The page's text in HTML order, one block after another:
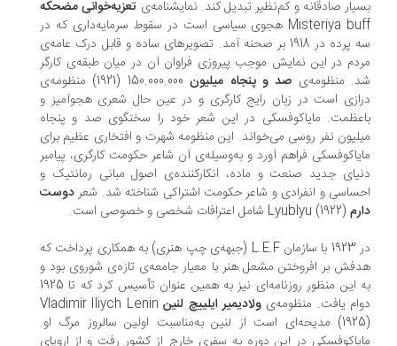
صادقانه و کم‌نظیر تبدیل کند. نمایشنامه‌یتعزیه‌خوانی مضحکه
Misteriya buff هجوی سیاسی است در سقوط سرمایه‌داری که در
سه پرده در 1918 بر صحنه آمد. تصویرهای ساده و قابل درک عامه‌ی
در این نمایش موجب پیروزی فراوان آن در میان طبقه‌ی کارگر
منظومه‌یصد و پنجاه میلیون
150.000.000 (1921) منظومه‌ی
است در زبان رایج کارگری و در عین حال شعری هجوآمیز و
مایاکوفسکی در این شعر خود را سخنگوی صد و پنجاه
نفر روسی می‌خواند. این منظومه شهرت و افتخاری عظیم برای
فراهم آورد و به‌وسیله‌ی آن شاعر حکومت کارگری، پیامبر
جدید صنعت و ماده، انکارکننده‌ی اصول مبانی رمانتیک و
و انفرادی و شاعر حکومت اشتراکی شناخته شد. شعردوست
در 1923 با سازمان L.E.F (جبهه‌ی چپ هنری) به همکاری پرداخت که
بر افروختن مشعل هنر با معیار جامعه‌ی تازه‌ی شوروی بود و
به این منظور روزنامه‌ای نیز به همین عنوان تأسیس کرد که تا 1925
یافت. منظومه‌یولادیمیر ایلییچ لنین Vladimir Iliych Lenin
(1925) مدیحه‌ای است از لنین به‌مناسبت اولین سالروز مرگ او.
در این دوره به سفری خارج از کشور رفت و از اروپای